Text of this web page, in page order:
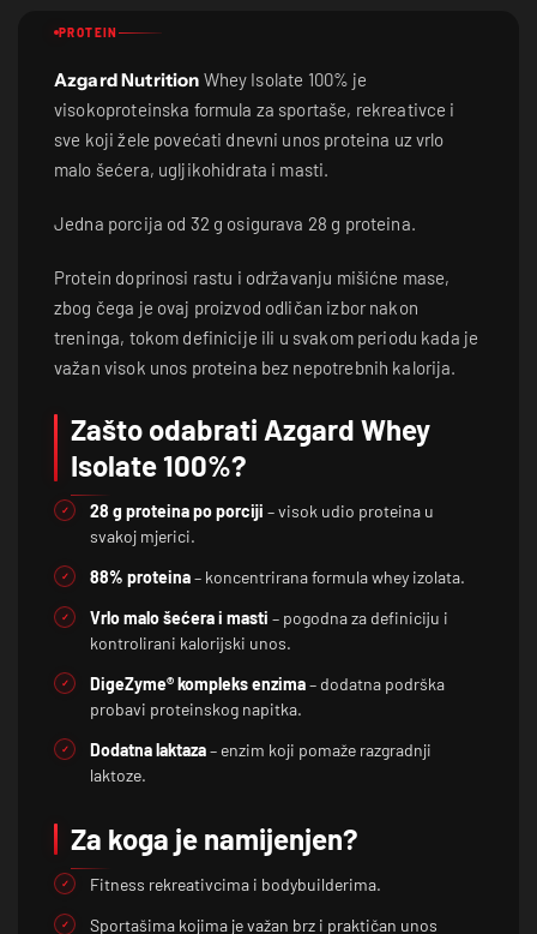
PROTEIN
Azgard Nutrition Whey Isolate 100% je
visokoproteinska formula za sportaše, rekreativce i
sve koji žele povećati dnevni unos proteina uz vrlo
malo šećera, ugljikohidrata i masti.
Jedna porcija od 32 g osigurava 28 g proteina.
Protein doprinosi rastu i održavanju mišićne mase,
zbog čega je ovaj proizvod odličan izbor nakon
treninga, tokom definicije ili u svakom periodu kada je
važan visok unos proteina bez nepotrebnih kalorija.
Zašto odabrati Azgard Whey
Isolate 100%?
28 g proteina po porciji – visok udio proteina u
svakoj mjerici.
88% proteina– koncentrirana formula whey izolata.
Vrlo malo šećera i masti – pogodna za definiciju i
kontrolirani kalorijski unos.
DigeZyme® kompleks enzima– dodatna podrška
probavi proteinskog napitka.
Dodatna laktaza– enzim koji pomaže razgradnji
laktoze.
Za koga je namijenjen?
Fitness rekreativcima i bodybuilderima.
Sportašima kojima je važan brz i praktičan unos